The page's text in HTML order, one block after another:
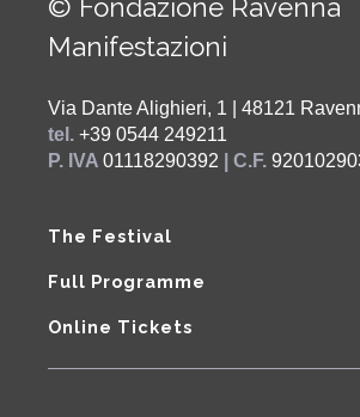
© Fondazione Ravenna
Manifestazioni
Via Dante Alighieri, 1 | 48121
tel. +39 0544 249211
P. IVA 01118290392 | C.F.
The Festival
Full Programme
Online Tickets